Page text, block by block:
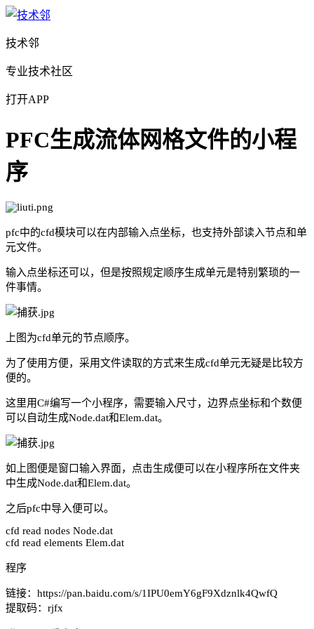
技术邻
专业技术社区
打开APP
PFC生成流体网格文件的小程
序
pfc中的cfd模块可以在内部输入点坐标，也支持外部读入节点和单
元文件。
输入点坐标还可以，但是按照规定顺序生成单元是特别繁琐的一
件事情。
上图为cfd单元的节点顺序。
为了使用方便，采用文件读取的方式来生成cfd单元无疑是比较方
便的。
这里用C#编写一个小程序，需要输入尺寸，边界点坐标和个数便
可以自动生成Node.dat和Elem.dat。
如上图便是窗口输入界面，点击生成便可以在小程序所在文件夹
中生成Node.dat和Elem.dat。
之后pfc中导入便可以。
cfd read nodes Node.dat
cfd read elements Elem.dat
程序
链接：https://pan.baidu.com/s/1IPU0emY6gF9Xdznlk4QwfQ
提取码：rjfx